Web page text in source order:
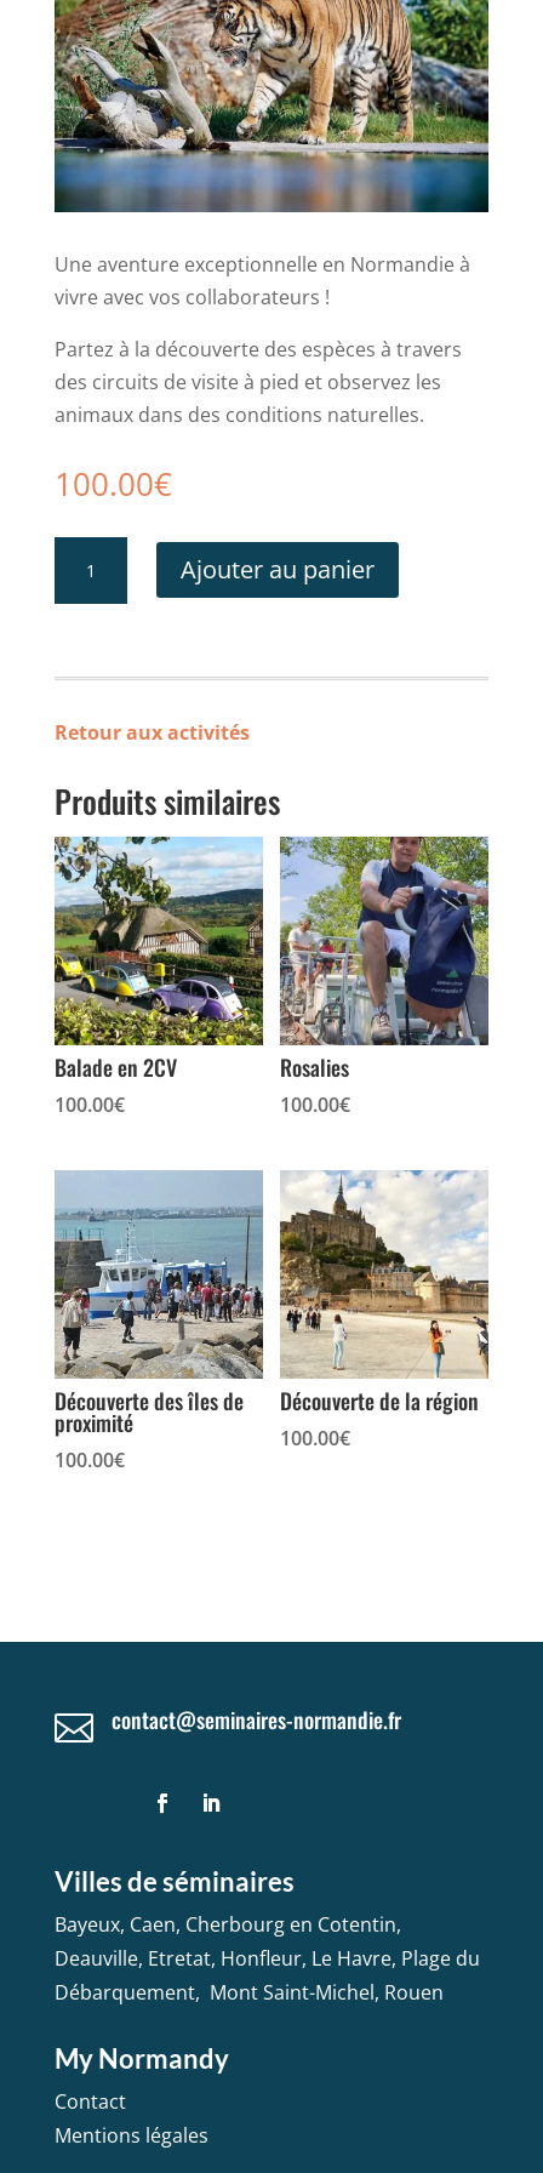
Une aventure exceptionnelle en Normandie à
vivre avec vos collaborateurs !
Partez à la découverte des espèces à travers
des circuits de visite à pied et observez les
animaux dans des conditions naturelles.
100.00€
Ajouter au panier
Retour aux activités
Produits similaires
Balade en 2CV
100.00€
Rosalies
100.00€
Découverte des îles de
proximité
100.00€
Découverte de la région
100.00€
 contact@seminaires-normandie.fr
Villes de séminaires
Bayeux, Caen, Cherbourg en Cotentin,
Deauville, Etretat, Honfleur, Le Havre, Plage du
Débarquement, Mont Saint-Michel, Rouen
My Normandy
Contact
Mentions légales